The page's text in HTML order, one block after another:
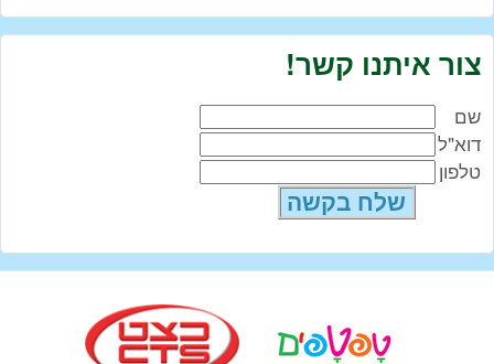
צור איתנו קשר!
שם
דוא"ל
טלפון